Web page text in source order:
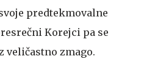
predtekmovalne
Korejci pa se
veličastno zmago.